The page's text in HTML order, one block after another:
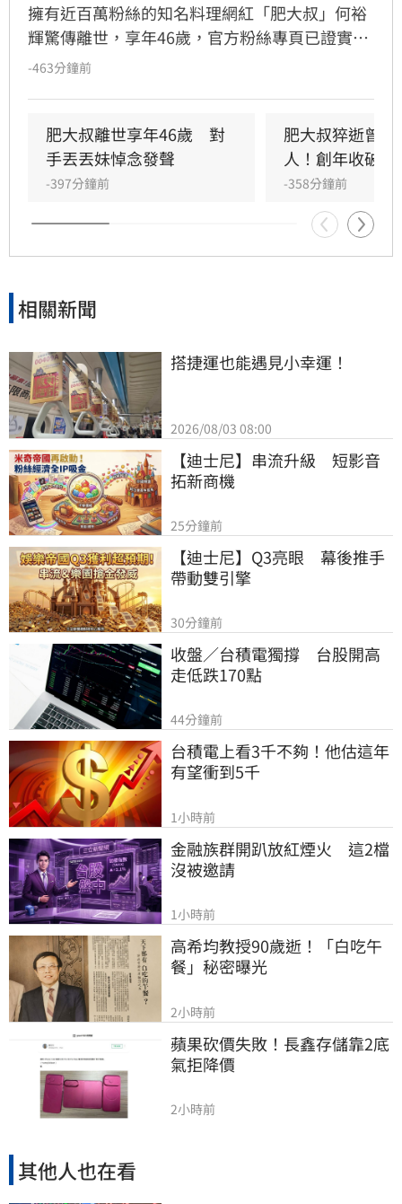
擁有近百萬粉絲的知名料理網紅「肥大叔」何裕
輝驚傳離世，享年46歲，官方粉絲專頁已證實噩
耗。肥大叔憑藉親切的國台語教學及招牌「嗶！
他曾創下單月千萬業績，但也因長期高強度直播
導致健康亮紅燈，近期在鏡頭前身形明顯消瘦。
儘管生前曾預告因內部整頓暫停直播，卻不幸在
4日後傳出死訊。肥大叔的離世讓粉絲深感震驚
與不捨，那道道充滿人情味的家常菜與招牌口哨
聲，將永遠留在觀眾心中成為難忘回憶。
-463分鐘前
肥大叔離世享年46歲　對
手丟丟妹悼念發聲
-397分鐘前
肥大叔猝逝曾
人！創年收破
-358分鐘前
相關新聞
搭捷運也能遇見小幸運！
2026/08/03 08:00
【迪士尼】串流升級　短影音
拓新商機
25分鐘前
【迪士尼】Q3亮眼　幕後推手
帶動雙引擎
30分鐘前
收盤／台積電獨撐　台股開高
走低跌170點
44分鐘前
台積電上看3千不夠！他估這年
有望衝到5千
1小時前
金融族群開趴放紅煙火　這2檔
沒被邀請
1小時前
高希均教授90歲逝！「白吃午
餐」秘密曝光
2小時前
蘋果砍價失敗！長鑫存儲靠2底
氣拒降價
2小時前
其他人也在看